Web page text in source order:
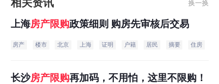
相关资讯 换一换
上海房产限购政策细则 购房先审核后交易
房产 楼市 北京 上海 证明 户籍 居民 摘要 住房
长沙房产限购再加码，不用怕，这里不限购！